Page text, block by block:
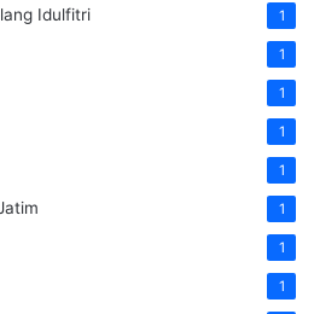
Idulfitri 1
1
1
1
1
1
1
1